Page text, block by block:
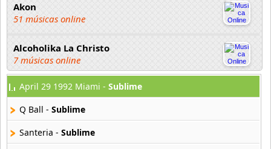
Akon
51 músicas online
Alcoholika La Christo
7 músicas online
Atajo
22 músicas online
Banane Metalik
26 músicas online
April 29 1992 Miami - Sublime
Q Ball - Sublime
Santeria - Sublime